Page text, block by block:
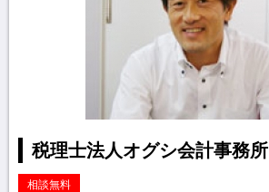
税理士法人オグシ会計事務所
相談無料